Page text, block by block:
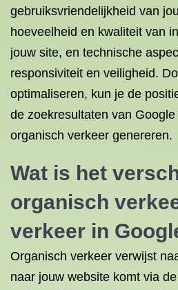
gebruiksvriendelijkheid van
hoeveelheid en kwaliteit van
jouw site, en technische
responsiviteit en veiligheid.
optimaliseren, kun je de
de zoekresultaten van
organisch verkeer genereren.
Wat is het
organisch
verkeer in
Organisch verkeer verwijst
naar jouw website komt via